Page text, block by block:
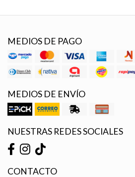
MEDIOS DE PAGO
MEDIOS DE ENVÍO
NUESTRAS REDES SOCIALES
CONTACTO